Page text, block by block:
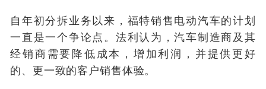
自年初分拆业务以来，福特销售电动汽车的计划
一直是一个争论点。法利认为，汽车制造商及其
经销商需要降低成本，增加利润，并提供更好
的、更一致的客户销售体验。